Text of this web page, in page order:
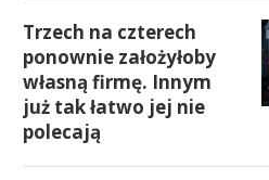
Trzech na czterech
ponownie założyłoby
własną firmę. Innym
już tak łatwo jej nie
polecają